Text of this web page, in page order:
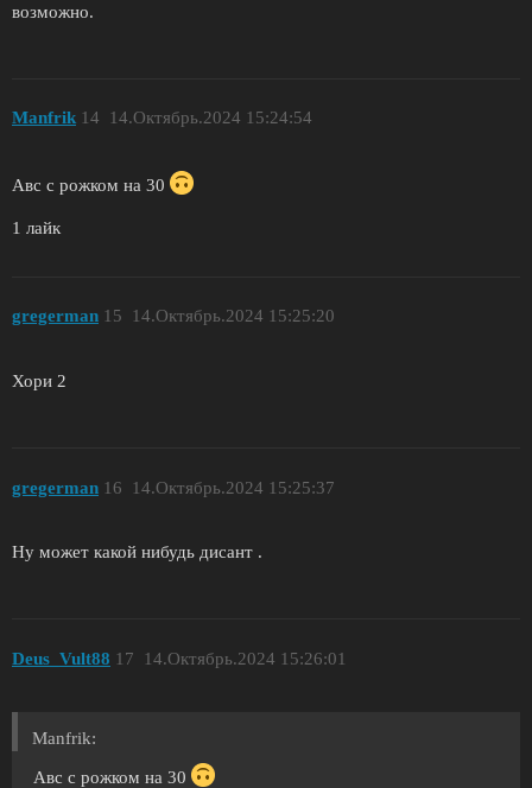
возможно.
Manfrik 14.Октябрь.2024 15:24:54
14
Авс с рожком на 30
1 лайк
gregerman 14.Октябрь.2024 15:25:20
15
Хори 2
gregerman 14.Октябрь.2024 15:25:37
16
Ну может какой нибудь дисант .
Deus_Vult88 14.Октябрь.2024 15:26:01
17
Manfrik:
Авс с рожком на 30